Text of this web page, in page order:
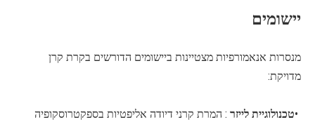
יישומים
מנסרות אנאמורפיות מצטיינות ביישומים הדורשים בקרת קרן
מדויקת:
•טכנולוגיית לייזר : המרת קרני דיודה אליפטיות בספקטרוסקופיה